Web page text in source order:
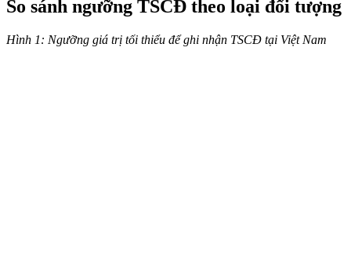
So sánh ngưỡng TSCĐ theo loại đối tượng
Hình 1: Ngưỡng giá trị tối thiểu để ghi nhận TSCĐ tại Việt Nam